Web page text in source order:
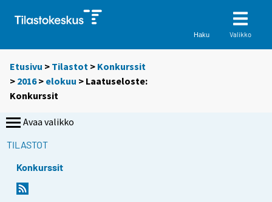
Haku Valikko
Etusivu > Tilastot > Konkurssit
> 2016> elokuu > Laatuseloste:
Konkurssit
Avaa valikko
TILASTOT
Konkurssit